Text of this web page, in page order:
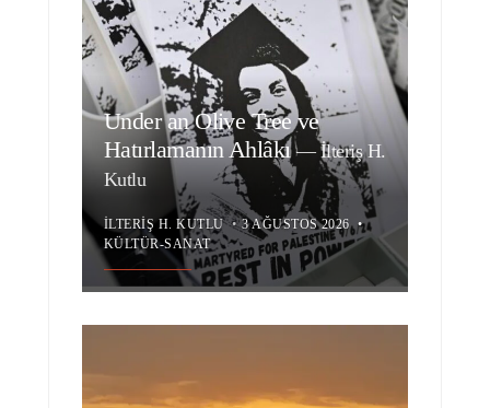
Under an Olive Tree ve
Hatırlamanın Ahlâkı— İlteriş H.
Kutlu
İLTERIŞ H. KUTLU • 3 AĞUSTOS 2026 •
KÜLTÜR-SANAT